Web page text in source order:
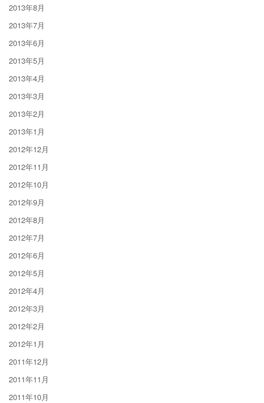
2013年8月
2013年7月
2013年6月
2013年5月
2013年4月
2013年3月
2013年2月
2013年1月
2012年12月
2012年11月
2012年10月
2012年9月
2012年8月
2012年7月
2012年6月
2012年5月
2012年4月
2012年3月
2012年2月
2012年1月
2011年12月
2011年11月
2011年10月